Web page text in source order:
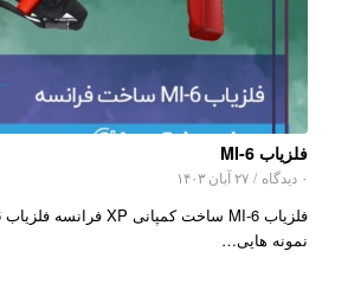
فلزیاب MI-6
۰ دیدگاه / ۲۷ آبان ۱۴۰۳
نمونه هایی…